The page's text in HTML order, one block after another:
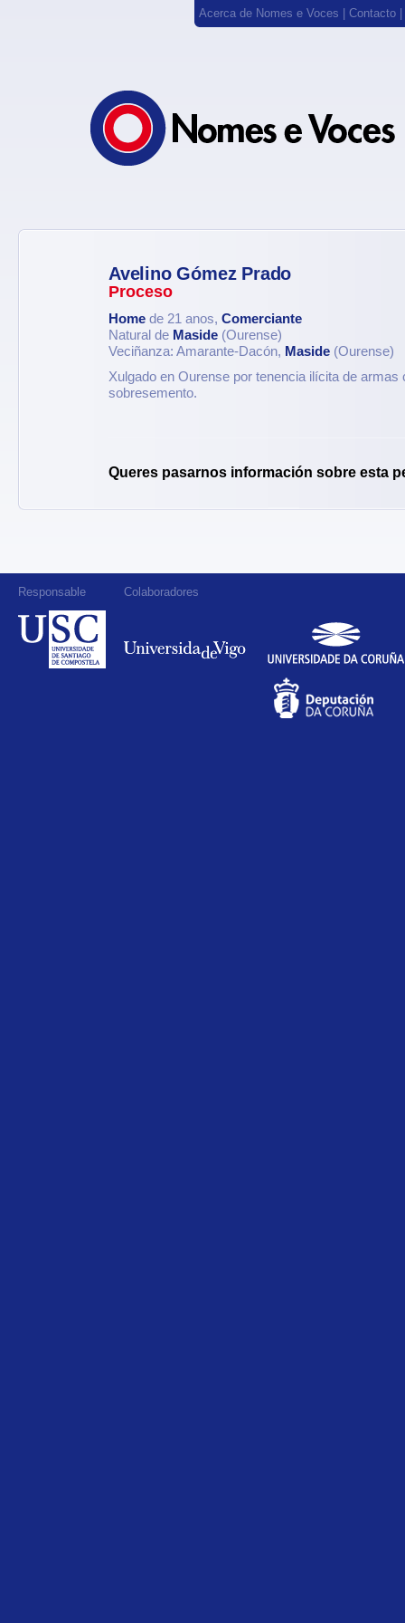
Acerca de Nomes e Voces Contacto
Avelino Gómez Prado
Proceso
Home de 21 anos, Comerciante
Natural de Maside (Ourense)
Veciñanza: Amarante-Dacón, Maside (Ourense)
Xulgado en Ourense por tenencia ilícita de armas
sobresemento.
Queres pasarnos información sobre esta
Responsable Colaboradores